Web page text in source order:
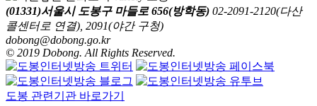
(01331)서울시 도봉구 마들로 656(방학동) 02-2091-2120(다산
콜센터로 연결), 2091(야간 구청)
dobong@dobong.go.kr
© 2019 Dobong. All Rights Reserved.
도봉 관련기관 바로가기